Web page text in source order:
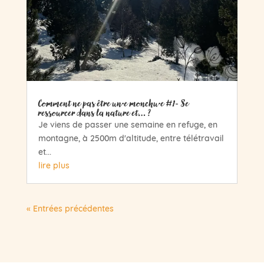
Comment ne pas être un·e monchu·e #1- Se
ressourcer dans la nature et… ?
Je viens de passer une semaine en refuge, en
montagne, à 2500m d'altitude, entre télétravail
et...
lire plus
« Entrées précédentes